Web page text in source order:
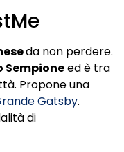
da non perdere.
Sempioneed è tra
Propone una
Gatsby.
di